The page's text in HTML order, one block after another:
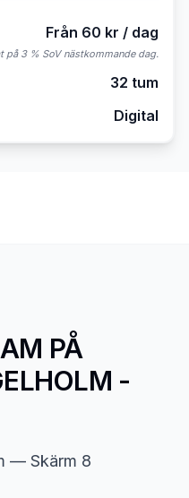
Från 60 kr / dag
på 3 % SoV nästkommande dag.
32 tum
Digital
PÅ
-
— Skärm 8